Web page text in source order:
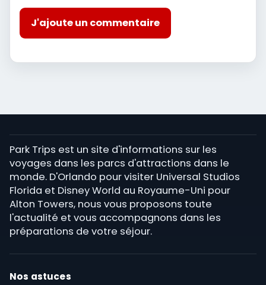
J'ajoute un commentaire
Park Trips est un site d'informations sur les
voyages dans les parcs d'attractions dans le
monde. D'Orlando pour visiter Universal Studios
Florida et Disney World au Royaume-Uni pour
Alton Towers, nous vous proposons toute
l'actualité et vous accompagnons dans les
préparations de votre séjour.
Nos astuces